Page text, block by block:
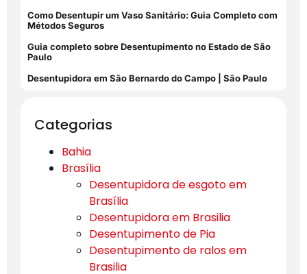
Como Desentupir um Vaso Sanitário: Guia Completo com
Métodos Seguros
Guia completo sobre Desentupimento no Estado de São
Paulo
Desentupidora em São Bernardo do Campo | São Paulo
Categorias
Bahia
Brasília
Desentupidora de esgoto em
Brasília
Desentupidora em Brasilia
Desentupimento de Pia
Desentupimento de ralos em
Brasilia